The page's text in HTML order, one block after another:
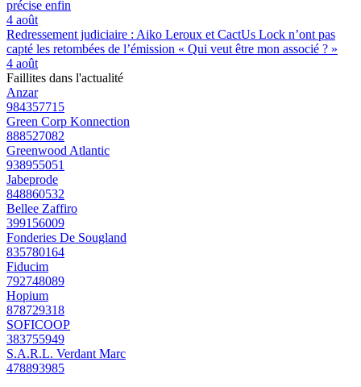
précise enfin
4 août
Redressement judiciaire : Aiko Leroux et CactUs Lock n’ont pas
capté les retombées de l’émission « Qui veut être mon associé ? »
4 août
Faillites dans l'actualité
Anzar
984357715
Green Corp Konnection
888527082
Greenwood Atlantic
938955051
Jabeprode
848860532
Bellee Zaffiro
399156009
Fonderies De Sougland
835780164
Fiducim
792748089
Hopium
878729318
SOFICOOP
383755949
S.A.R.L. Verdant Marc
478893985